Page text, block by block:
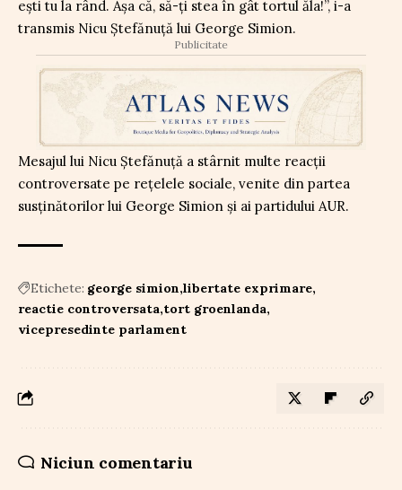
ești tu la rând. Așa că, să-ți stea în gât tortul ăla!”, i-a
transmis Nicu Ștefănuță lui George Simion.
Publicitate
Mesajul lui Nicu Ștefănuță a stârnit multe reacții
controversate pe rețelele sociale, venite din partea
susținătorilor lui George Simion și ai partidului AUR.
Etichete: george simion libertate exprimare
reactie controversata tort groenlanda
vicepresedinte parlament
Niciun comentariu